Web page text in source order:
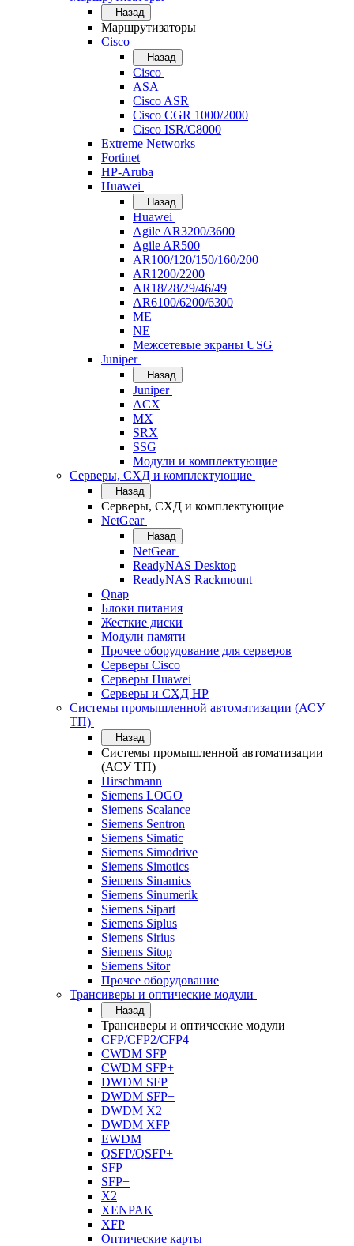
Назад
Маршрутизаторы
Cisco
Назад
Cisco
ASA
Cisco ASR
Cisco CGR 1000/2000
Cisco ISR/С8000
Extreme Networks
Fortinet
HP-Aruba
Huawei
Назад
Huawei
Agile AR3200/3600
Agile AR500
AR100/120/150/160/200
AR1200/2200
AR18/28/29/46/49
AR6100/6200/6300
ME
NE
Межсетевые экраны USG
Juniper
Назад
Juniper
ACX
MX
SRX
SSG
Модули и комплектующие
Серверы, СХД и комплектующие
Назад
Серверы, СХД и комплектующие
NetGear
Назад
NetGear
ReadyNAS Desktop
ReadyNAS Rackmount
Qnap
Блоки питания
Жесткие диски
Модули памяти
Прочее оборудование для серверов
Серверы Cisco
Серверы Huawei
Серверы и СХД HP
Системы промышленной автоматизации (АСУ
ТП)
Назад
Системы промышленной автоматизации
(АСУ ТП)
Hirschmann
Siemens LOGO
Siemens Scalance
Siemens Sentron
Siemens Simatic
Siemens Simodrive
Siemens Simotics
Siemens Sinamics
Siemens Sinumerik
Siemens Sipart
Siemens Siplus
Siemens Sirius
Siemens Sitop
Siemens Sitor
Прочее оборудование
Трансиверы и оптические модули
Назад
Трансиверы и оптические модули
CFP/CFP2/CFP4
CWDM SFP
CWDM SFP+
DWDM SFP
DWDM SFP+
DWDM X2
DWDM XFP
EWDM
QSFP/QSFP+
SFP
SFP+
X2
XENPAK
XFP
Оптические карты